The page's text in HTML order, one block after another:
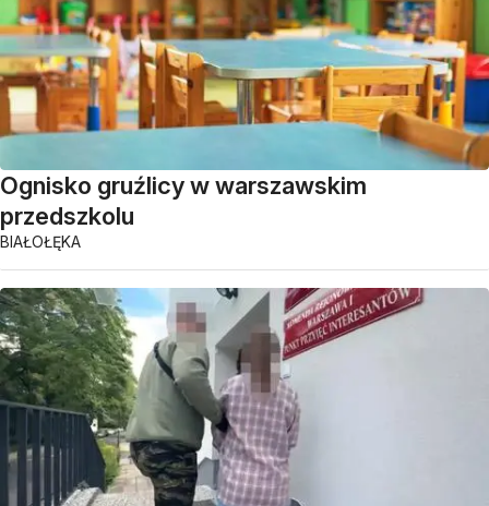
Ognisko gruźlicy w warszawskim
przedszkolu
BIAŁOŁĘKA